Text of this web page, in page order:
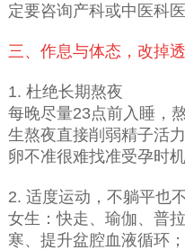
定要咨询产科或中医科医
三、作息与体态，改掉
1. 杜绝长期熬夜
每晚尽量23点前入睡，
生熬夜直接削弱精子活
卵不准很难找准受孕时机
2. 适度运动，不躺平也
女生：快走、瑜伽、普
寒、提升盆腔血液循环